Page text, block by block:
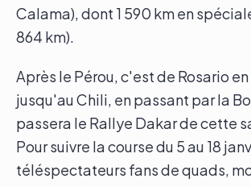
Calama), dont 1 590 km en
864 km).
Après le Pérou, c'est de Rosario
jusqu'au Chili, en passant par la
passera le Rallye Dakar de cette
Pour suivre la course du 5 au 18
téléspectateurs fans de quads,